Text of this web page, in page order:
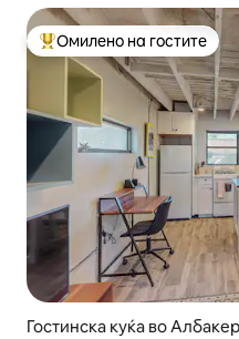
Меѓу најуспешните
Омилено на гостите
Гостинска куќа во